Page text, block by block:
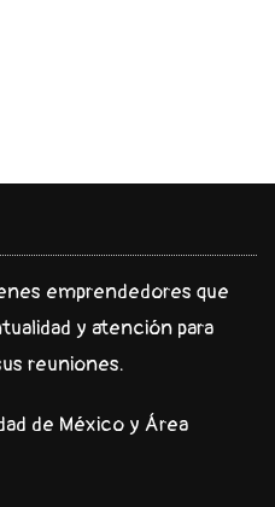
emprendedores que
y atención para
reuniones.
de México y Área